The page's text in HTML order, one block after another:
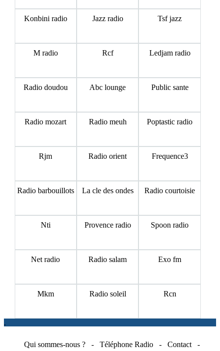
Konbini radio Jazz radio Tsf jazz
M radio Rcf Ledjam radio
Radio doudou Abc lounge Public sante
Radio mozart Radio meuh Poptastic radio
Rjm Radio orient Frequence3
Radio barbouillots La cle des ondes Radio courtoisie
Nti Provence radio Spoon radio
Net radio Radio salam Exo fm
Mkm Radio soleil Rcn
.
Qui sommes-nous ? - Téléphone Radio - Contact -